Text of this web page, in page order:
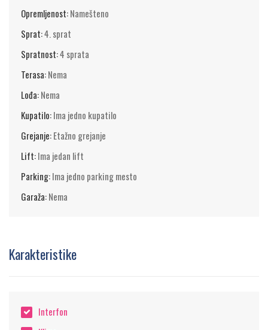
Opremljenost:Namešteno
Sprat:4. sprat
Spratnost:4 sprata
Terasa:Nema
Lođa:Nema
Kupatilo:Ima jedno kupatilo
Grejanje:Etažno grejanje
Lift:Ima jedan lift
Parking:Ima jedno parking mesto
Garaža:Nema
Karakteristike
Interfon